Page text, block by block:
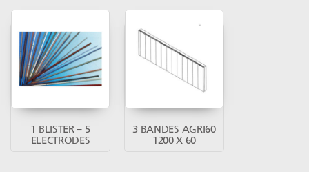
1 BLISTER – 5
ELECTRODES
3 BANDES AGRI60
1200 X 60